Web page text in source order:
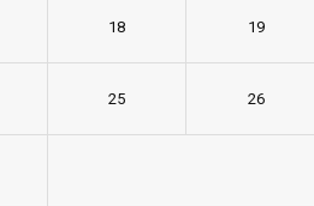
18 19
25 26